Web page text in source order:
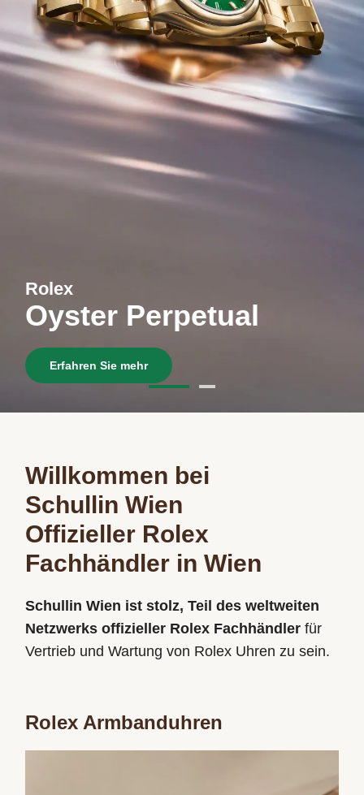
Rolex
Oyster Perpetual
Erfahren Sie mehr
Willkommen bei
Schullin Wien
Offizieller Rolex
Fachhändler in Wien
Schullin Wien ist stolz, Teil des weltweiten
Netzwerks offizieller Rolex Fachhändler für
Vertrieb und Wartung von Rolex Uhren zu sein.
Rolex Armbanduhren